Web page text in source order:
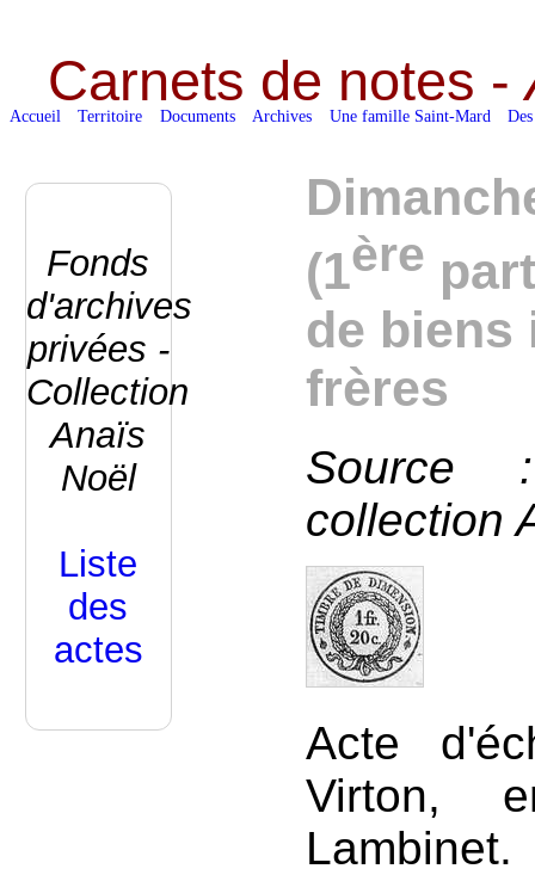
Carnets de notes -
Accueil Territoire Documents Archives Une famille Saint-Mard
(1ère
de biens
frères
Source
collection
Acte
Virton,
Lambinet.
Fonds
d'archives
privées -
Collection
Anaïs
Noël
Liste
des
actes